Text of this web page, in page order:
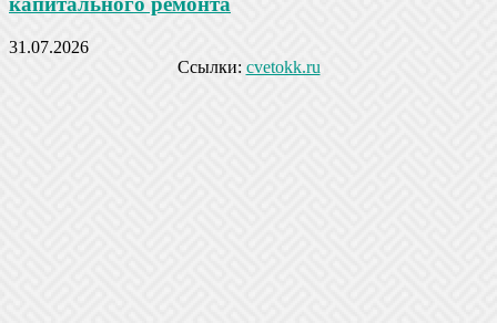
31.07.2026
Ссылки: cvetokk.ru